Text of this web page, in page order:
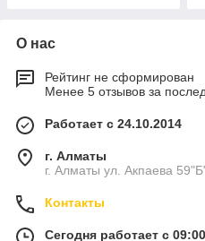
О нас
Рейтинг не сформирован
Менее 5 отзывов за
Работает с 24.10.2014
г. Алматы
г. Алматы ул. Акпаева
Контакты
Сегодня работает с